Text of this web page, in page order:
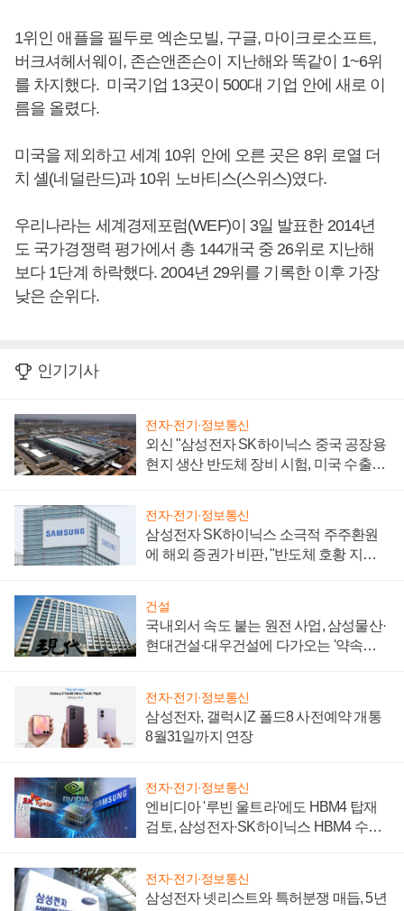
1위인 애플을 필두로 엑손모빌, 구글, 마이크로소프트,
버크셔헤서웨이, 존슨앤존슨이 지난해와 똑같이 1~6위
를 차지했다. 미국기업 13곳이 500대 기업 안에 새로 이
름을 올렸다.
미국을 제외하고 세계 10위 안에 오른 곳은 8위 로열 더
치 셸(네덜란드)과 10위 노바티스(스위스)였다.
우리나라는 세계경제포럼(WEF)이 3일 발표한 2014년
도 국가경쟁력 평가에서 총 144개국 중 26위로 지난해
보다 1단계 하락했다. 2004년 29위를 기록한 이후 가장
낮은 순위다.
인기기사
전자·전기·정보통신
외신 "삼성전자 SK하이닉스 중국 공장용
현지 생산 반도체 장비 시험, 미국 수출통
전자·전기·정보통신
삼성전자 SK하이닉스 소극적 주주환원
에 해외 증권가 비판, "반도체 호황 지속
건설
국내외서 속도 붙는 원전 사업, 삼성물산·
현대건설·대우건설에 다가오는 '약속의
전자·전기·정보통신
삼성전자, 갤럭시Z 폴드8 사전예약 개통
8월31일까지 연장
전자·전기·정보통신
엔비디아 '루빈 울트라'에도 HBM4 탑재
검토, 삼성전자·SK하이닉스 HBM4 수율
전자·전기·정보통신
삼성전자 넷리스트와 특허분쟁 매듭, 5년